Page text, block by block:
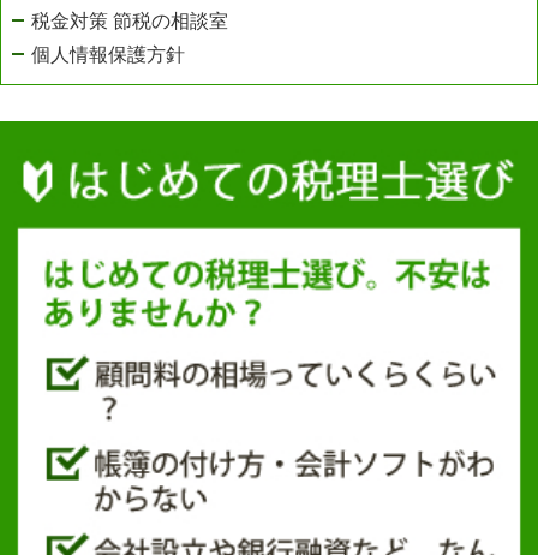
税金対策 節税の相談室
個人情報保護方針